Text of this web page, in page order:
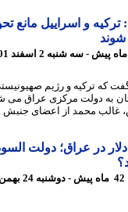
و اسراییل مانع
ترکیه و رژیم صهیونیستی
دولت مرکزی عراق می
محمد از اعضای جنبش ...
در عراق؛ دولت